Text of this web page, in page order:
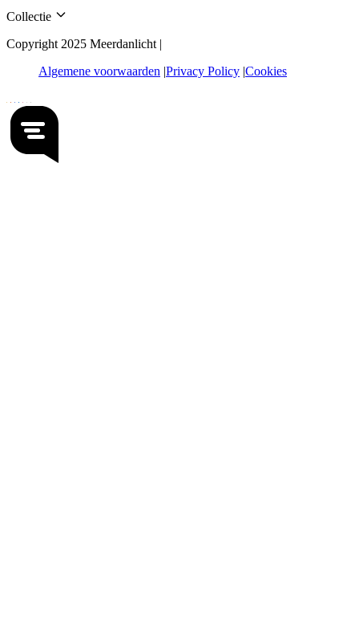
Collectie
Copyright 2025 Meerdanlicht |
Algemene voorwaarden Privacy Policy Cookies